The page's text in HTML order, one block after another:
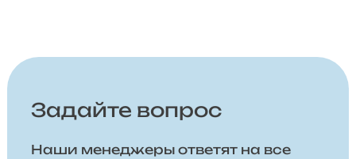
Задайте вопрос
Наши менеджеры ответят на все